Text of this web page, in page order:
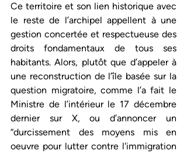
Ce territoire et son lien historique avec
le reste de l’archipel appellent à une
gestion concertée et respectueuse des
droits fondamentaux de tous ses
habitants. Alors, plutôt que d’appeler à
une reconstruction de l’île basée sur la
question migratoire, comme l’a fait le
Ministre de l’intérieur le 17 décembre
dernier sur X, ou d’annoncer un
“durcissement des moyens mis en
oeuvre pour lutter contre l'immigration